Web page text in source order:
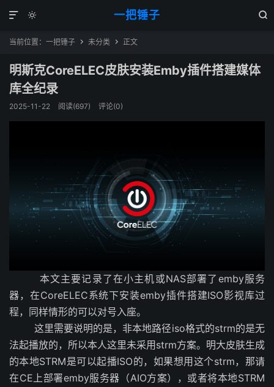
一把锤子 


当前位置： 一把锤子  未分类  正文
明斯克CoreELEC皮肤安装Emby插件搭建媒体
库全纪录
2025-11-22 阅读(697) 评论(0)
本文主要记录了在小主机或NAS部署了emby服务
器，在CoreELEC系统下安装emby插件搭建ISO影视库过
程，同样情形的可以对号入座。
这里需要说明的是，非本地路径iso格式的strm的是无
法起播放的，所以本人这里未采用strm方案。明大皮肤生成
的本地STRM是可以起播ISO的，如果想用这个strm，那请
在CE上部署emby服务器（AIO方案），或者将本地STRM